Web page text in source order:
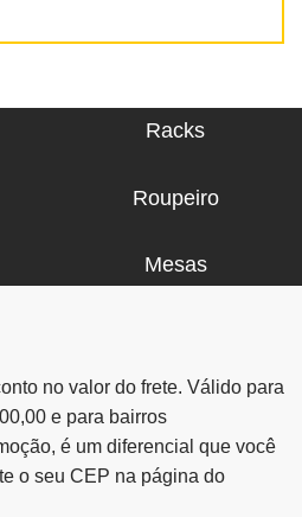
Racks
Roupeiro
Mesas
no valor do frete. Válido para
e para bairros
é um diferencial que você
o seu CEP na página do